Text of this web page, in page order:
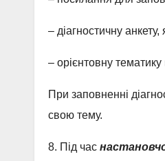
– діагностичну
– орієнтовну тематику
При заповненні
свою тему.
8. Під час